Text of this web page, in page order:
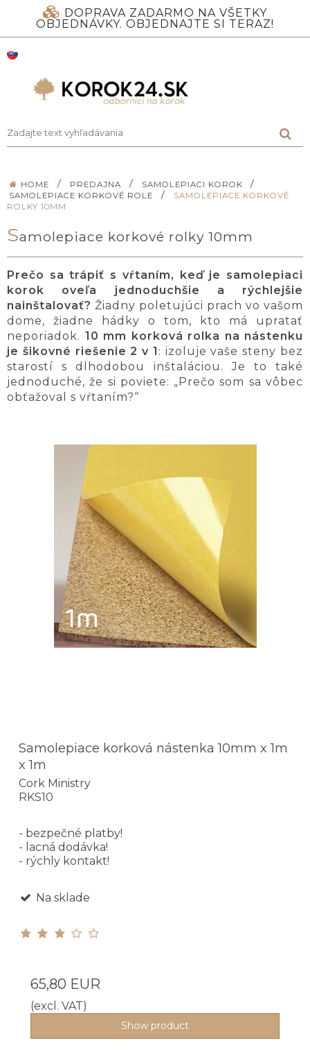
DOPRAVA ZADARMO NA VŠETKY
OBJEDNÁVKY. OBJEDNAJTE SI TERAZ!
HOME / PREDAJNA / SAMOLEPIACI KOROK /
SAMOLEPIACE KORKOVÉ ROLE /
SAMOLEPIACE KORKOVÉ
ROLKY 10MM
Samolepiace korkové rolky 10mm
Prečo sa trápiť s vŕtaním, keď je samolepiaci
korok oveľa jednoduchšie a rýchlejšie
nainštalovať? Žiadny poletujúci prach vo vašom
dome, žiadne hádky o tom, kto má upratať
neporiadok. 10 mm korková rolka na nástenku
je šikovné riešenie 2 v 1 : izoluje vaše steny bez
starostí s dlhodobou inštaláciou. Je to také
jednoduché, že si poviete: „Prečo som sa vôbec
obťažoval s vŕtaním?“
Samolepiace korková nástenka 10mm x 1m
x 1m
Cork Ministry
RKS10
- bezpečné platby!
- lacná dodávka!
- rýchly kontakt!
Na sklade
65,80 EUR
(excl. VAT)
Show product